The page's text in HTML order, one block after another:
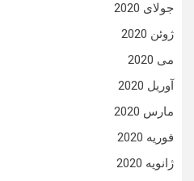
جولای 2020
ژوئن 2020
می 2020
آوریل 2020
مارس 2020
فوریه 2020
ژانویه 2020